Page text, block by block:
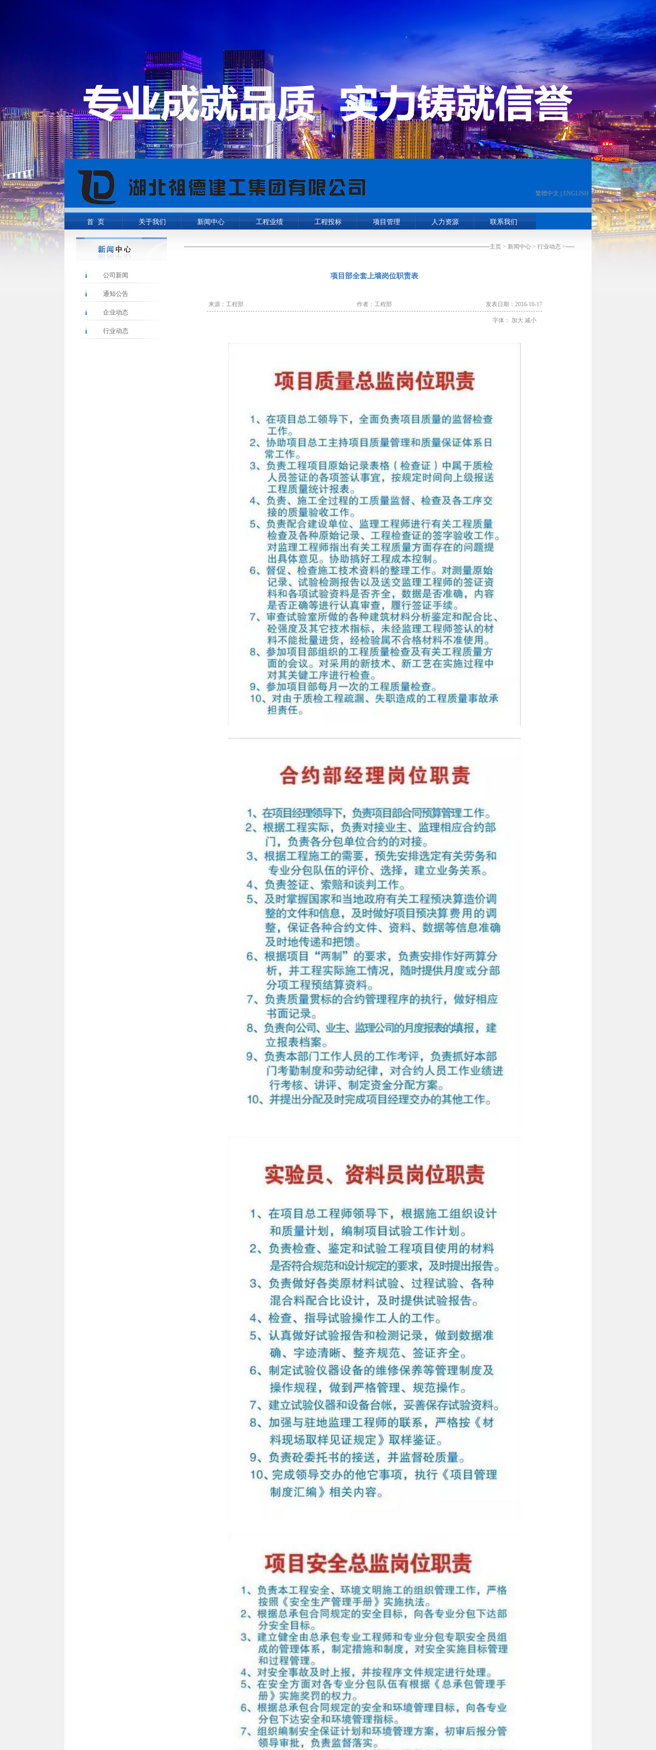
首 页 关于我们 新闻中心 工程业绩 工程投标 项目管理 人力资源 联系我们
主页 > 新闻中心 > 行业动态 >
繁體中文 ENGLISH
公司新闻
通知公告
企业动态
行业动态
项目部全套上墙岗位职责表
来源：工程部 作者：工程部 发表日期：2016-10-17
字体： 加大 减小